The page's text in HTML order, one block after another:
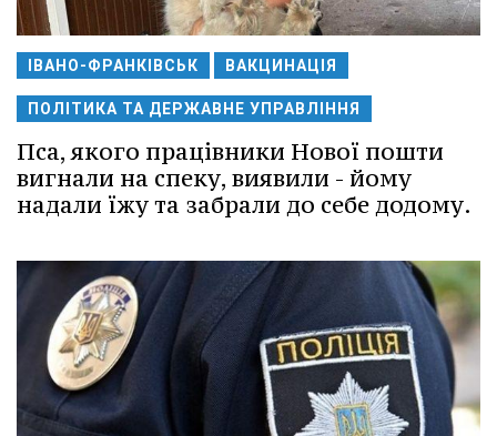
ІВАНО-ФРАНКІВСЬК ВАКЦИНАЦІЯ
ПОЛІТИКА ТА ДЕРЖАВНЕ УПРАВЛІННЯ
Пса, якого працівники Нової пошти
вигнали на спеку, виявили - йому
надали їжу та забрали до себе додому.